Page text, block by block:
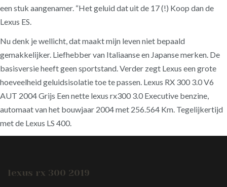
een stuk aangenamer. “Het geluid dat uit de 17 (!) Koop dan de
Lexus ES.
Nu denk je wellicht, dat maakt mijn leven niet bepaald
gemakkelijker. Liefhebber van Italiaanse en Japanse merken. De
basisversie heeft geen sportstand. Verder zegt Lexus een grote
hoeveelheid geluidsisolatie toe te passen. Lexus RX 300 3.0 V6
AUT 2004 Grijs Een nette lexus rx300 3.0 Executive benzine,
automaat van het bouwjaar 2004 met 256.564 Km. Tegelijkertijd
met de Lexus LS 400.
lexus rx 300 2019